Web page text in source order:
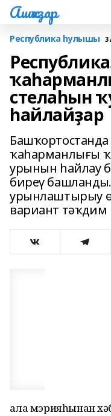
Ашҡаҙар
Республика һулышы 3
стелаһын
һайлайҙар
ҡаһарманлығы
урынын һайлау
биреү
урынлаштырыу
вариант тәҡдим
Ҡала мэрияһынан